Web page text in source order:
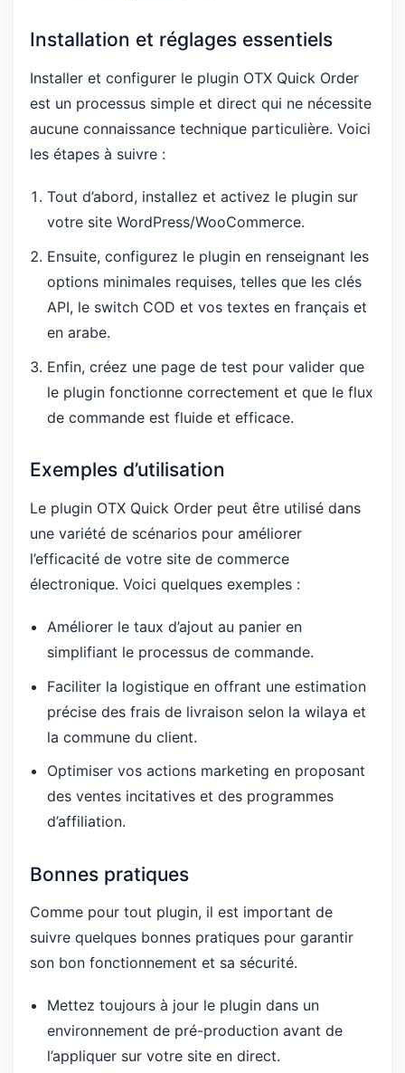
Installation et réglages essentiels
Installer et configurer le plugin OTX Quick Order
est un processus simple et direct qui ne nécessite
aucune connaissance technique particulière. Voici
les étapes à suivre :
Tout d’abord, installez et activez le plugin sur
votre site WordPress/WooCommerce.
Ensuite, configurez le plugin en renseignant les
options minimales requises, telles que les clés
API, le switch COD et vos textes en français et
en arabe.
Enfin, créez une page de test pour valider que
le plugin fonctionne correctement et que le flux
de commande est fluide et efficace.
Exemples d’utilisation
Le plugin OTX Quick Order peut être utilisé dans
une variété de scénarios pour améliorer
l’efficacité de votre site de commerce
électronique. Voici quelques exemples :
Améliorer le taux d’ajout au panier en
simplifiant le processus de commande.
Faciliter la logistique en offrant une estimation
précise des frais de livraison selon la wilaya et
la commune du client.
Optimiser vos actions marketing en proposant
des ventes incitatives et des programmes
d’affiliation.
Bonnes pratiques
Comme pour tout plugin, il est important de
suivre quelques bonnes pratiques pour garantir
son bon fonctionnement et sa sécurité.
Mettez toujours à jour le plugin dans un
environnement de pré-production avant de
l’appliquer sur votre site en direct.